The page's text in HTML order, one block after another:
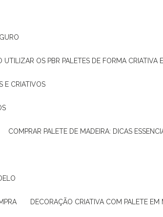
UTILIZAR OS PBR PALETES DE FORMA CRIATIVA
E CRIATIVOS
COMPRAR PALETE DE MADEIRA: DICAS
DECORAÇÃO CRIATIVA COM PALETE EM